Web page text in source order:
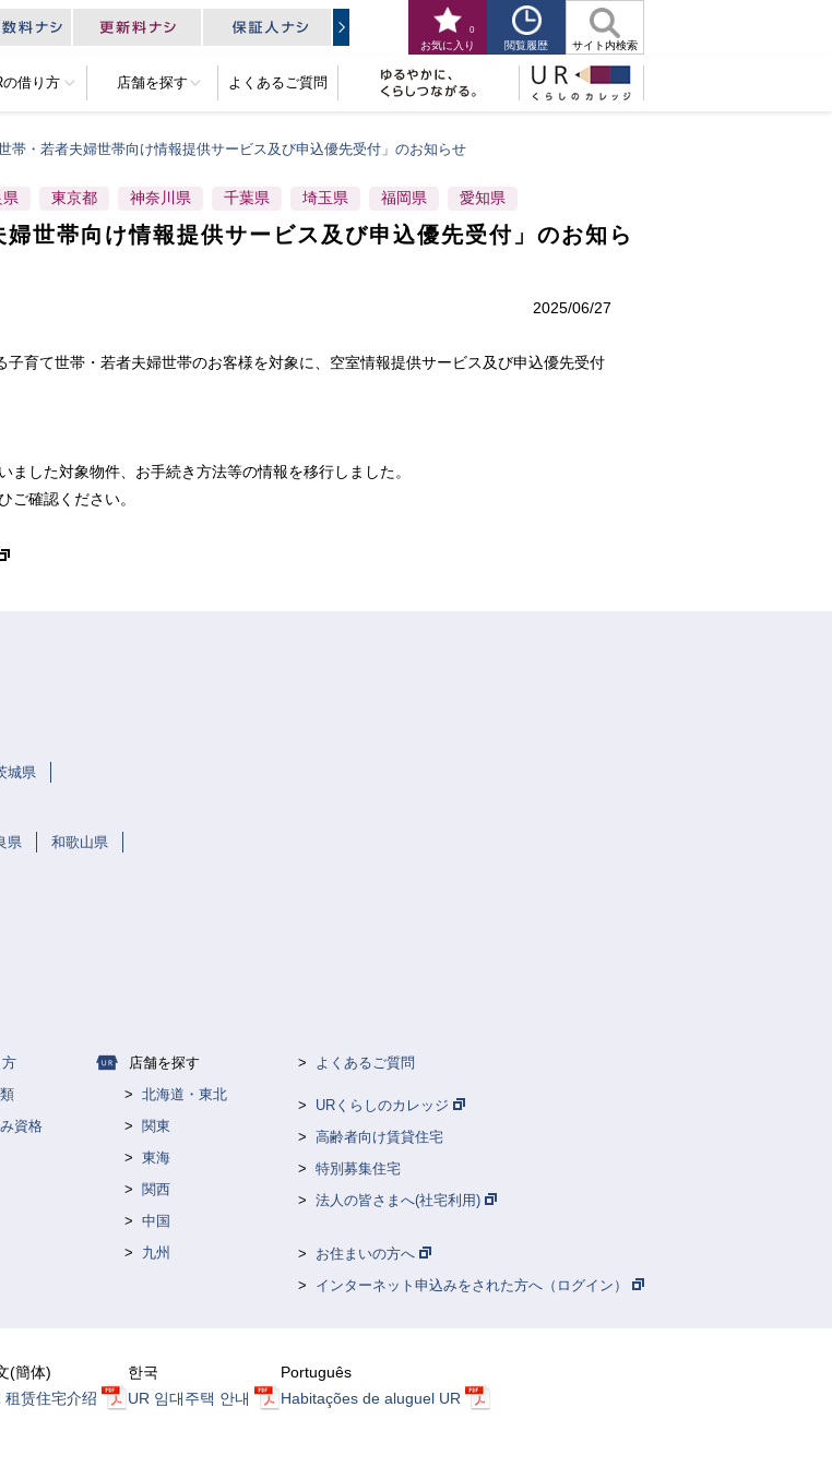
お気に入り
0
閲覧履歴 サイト内検索
の借り方 店舗を探す よくあるご質問
帯・若者夫婦世帯向け情報提供サービス及び申込優先受付」のお知らせ
東京都 神奈川県 千葉県 埼玉県 福岡県 愛知県
世帯向け情報提供サービス及び申込優先受付」のお知ら
2025/06/27
育て世帯・若者夫婦世帯のお客様を対象に、空室情報提供サービス及び申込優先受付
した対象物件、お手続き方法等の情報を移行しました。
ご確認ください。
城県
県 和歌山県
資格
店舗を探す
北海道・東北
関東
東海
関西
中国
九州
よくあるご質問
URくらしのカレッジ
高齢者向け賃貸住宅
特別募集住宅
法人の皆さまへ(社宅利用)
お住まいの方へ
インターネット申込みをされた方へ（ログイン）
(簡体)
租赁住宅介绍
한국
UR 임대주택 안내
Português
Habitações de aluguel UR